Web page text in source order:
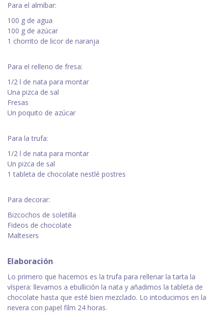
Para el almíbar:
100 g de agua
100 g de azúcar
1 chorrito de licor de naranja
Para el relleno de fresa:
1/2 l de nata para montar
Una pizca de sal
Fresas
Un poquito de azúcar
Para la trufa:
1/2 l de nata para montar
Un pizca de sal
1 tableta de chocolate nestlé postres
Para decorar:
Bizcochos de soletilla
Fideos de chocolate
Maltesers
Elaboración
Lo primero que hacemos es la trufa para rellenar la tarta la
víspera: llevamos a ebullición la nata y añadimos la tableta de
chocolate hasta que esté bien mezclado. Lo intoducimos en la
nevera con papel film 24 horas.